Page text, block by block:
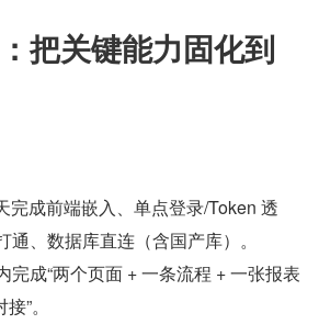
把关键能力固化到
完成前端嵌入、单点登录/Token 透
通、数据库直连（含国产库）。
完成“两个页面 + 一条流程 + 一张报表
”。